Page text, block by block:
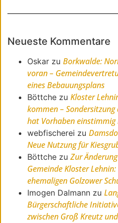
Neueste Kommentare
Oskar zuBorkwalde:
voran –
eines Bebauungsplans
Böttche zuKloster
kommen –
hat Vorhaben
webfischerei zu
Neue Nutzung für
Böttche zuZur
Gemeinde Kloster
ehemaligen Golzower
Imogen Dalmann zu
Bürgerschaftliche
zwischen Groß Kreutz